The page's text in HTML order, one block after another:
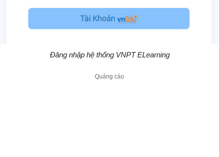
Đăng nhập hệ thống VNPT ELearning